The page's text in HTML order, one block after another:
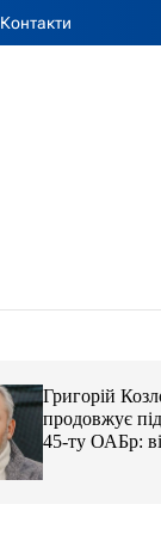
Контакти
Григорій
продовжує
45-ту ОАБр:
передали